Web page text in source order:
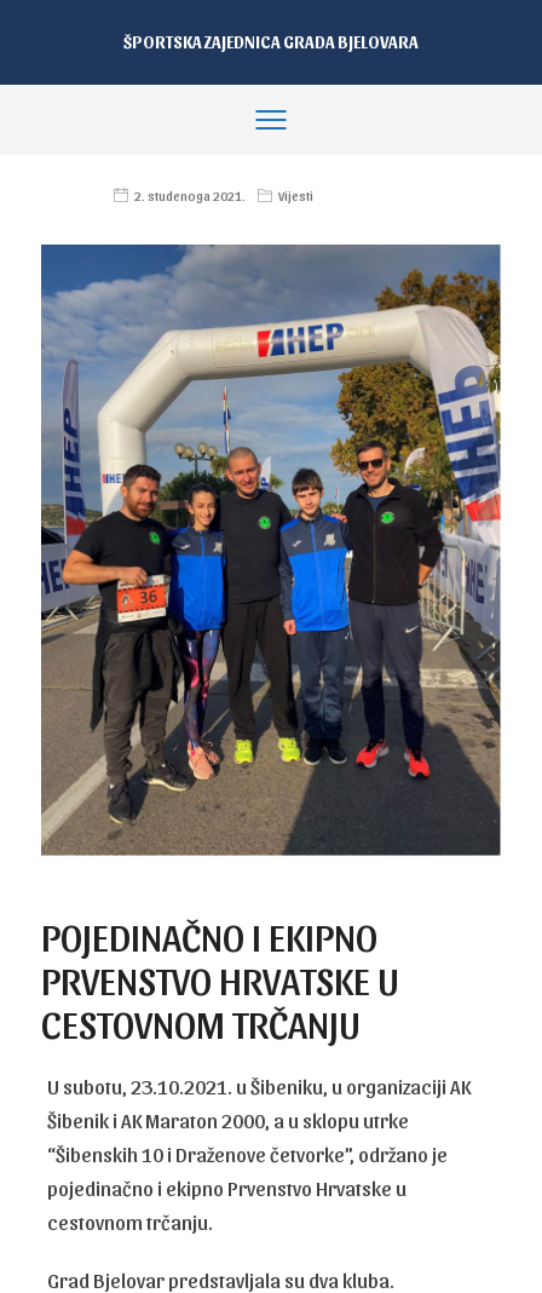
ŠPORTSKA ZAJEDNICA GRADA BJELOVARA
2. studenoga 2021. Vijesti
POJEDINAČNO I EKIPNO
PRVENSTVO HRVATSKE U
CESTOVNOM TRČANJU
U subotu, 23.10.2021. u Šibeniku, u organizaciji AK
Šibenik i AK Maraton 2000, a u sklopu utrke
“Šibenskih 10 i Draženove četvorke”, održano je
pojedinačno i ekipno Prvenstvo Hrvatske u
cestovnom trčanju.
Grad Bjelovar predstavljala su dva kluba.